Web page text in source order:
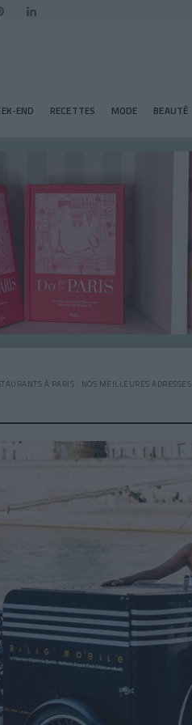
END RECETTES MODE BEAUTÉ
À PARIS : NOS MEILLEURES ADRESSES